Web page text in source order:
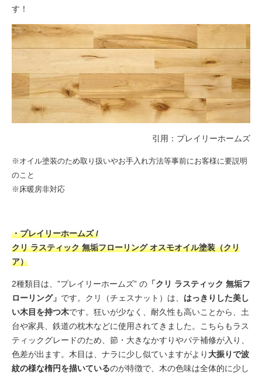
す！
引用： プレイリーホームズ
※オイル塗装のため取り扱いやお手入れ方法等事前にお客様に要説明
のこと
※床暖房非対応
・プレイリーホームズ /
クリ ラスティック 無垢フローリング オスモオイル塗装（クリ
ア）
2種類目は、”プレイリーホームズ” の 「クリ ラスティック 無垢フ
ローリング」 です。クリ（チェスナット）は、 はっきりした美し
い木目を持つ木です。狂いが少なく、耐久性も高いことから、土
台や家具、鉄道の枕木などに使用されてきました。こちらもラス
ティックグレードのため、節・大きなかすりやパテ補修が入り、
色差が出ます。木目は、ナラに少し似ていますがより 大振りで波
紋の様な楕円を描いているのが特徴で、木の色味は全体的に少し